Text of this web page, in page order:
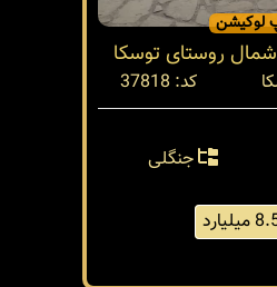
لوکیشن
روستای توسکا
کد: 37818
جنگلی